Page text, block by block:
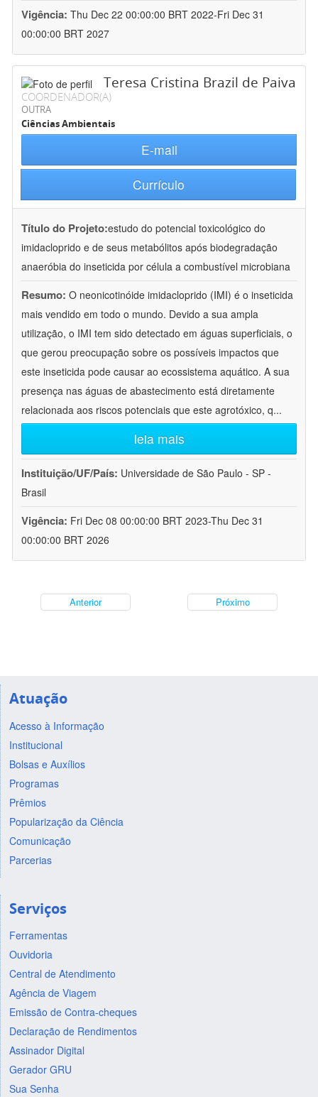
Vigência: Thu Dec 22 00:00:00 BRT 2022-Fri Dec 31
00:00:00 BRT 2027
Teresa Cristina Brazil de Paiva
COORDENADOR(A)
OUTRA
Ciências Ambientais
E-mail
Currículo
Título do Projeto:estudo do potencial toxicológico do
imidacloprido e de seus metabólitos após biodegradação
anaeróbia do inseticida por célula a combustível microbiana
Resumo: O neonicotinóide imidacloprido (IMI) é o inseticida
mais vendido em todo o mundo. Devido a sua ampla
utilização, o IMI tem sido detectado em águas superficiais, o
que gerou preocupação sobre os possíveis impactos que
este inseticida pode causar ao ecossistema aquático. A sua
presença nas águas de abastecimento está diretamente
relacionada aos riscos potenciais que este agrotóxico, q...
leia mais
Instituição/UF/País: Universidade de São Paulo - SP -
Brasil
Vigência: Fri Dec 08 00:00:00 BRT 2023-Thu Dec 31
00:00:00 BRT 2026
Anterior Próximo
Atuação
Acesso à Informação
Institucional
Bolsas e Auxílios
Programas
Prêmios
Popularização da Ciência
Comunicação
Parcerias
Serviços
Ferramentas
Ouvidoria
Central de Atendimento
Agência de Viagem
Emissão de Contra-cheques
Declaração de Rendimentos
Assinador Digital
Gerador GRU
Sua Senha